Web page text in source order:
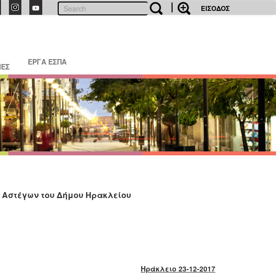
ΕΙΣΟΔΟΣ
ΕΡΓΑ ΕΣΠΑ
Αστέγων του Δήμου Ηρακλείου
Ηράκλειο 23-12-2017